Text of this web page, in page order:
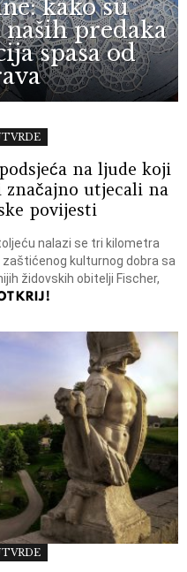
kako su
predaka
spasa od
na ljude koji
utjecali na
povijesti
nalazi se tri kilometra
kulturnog dobra sa
židovskih obitelji Fischer,